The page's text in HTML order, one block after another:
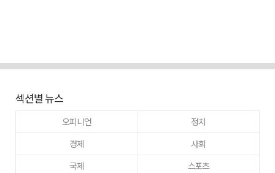
섹션별 뉴스
오피니언
정치
경제
사회
국제
스포츠